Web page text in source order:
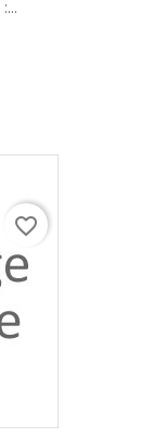
favorite_border